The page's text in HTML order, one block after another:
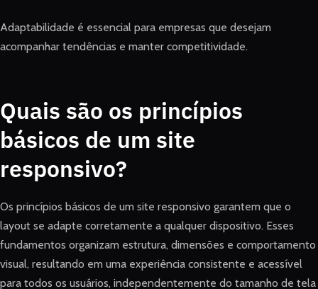
Adaptabilidade é essencial para empresas que desejam
acompanhar tendências e manter competitividade.
Quais são os princípios
básicos de um site
responsivo?
Os princípios básicos de um site responsivo garantem que o
layout se adapte corretamente a qualquer dispositivo. Esses
fundamentos organizam estrutura, dimensões e comportamento
visual, resultando em uma experiência consistente e acessível
para todos os usuários, independentemente do tamanho de tela